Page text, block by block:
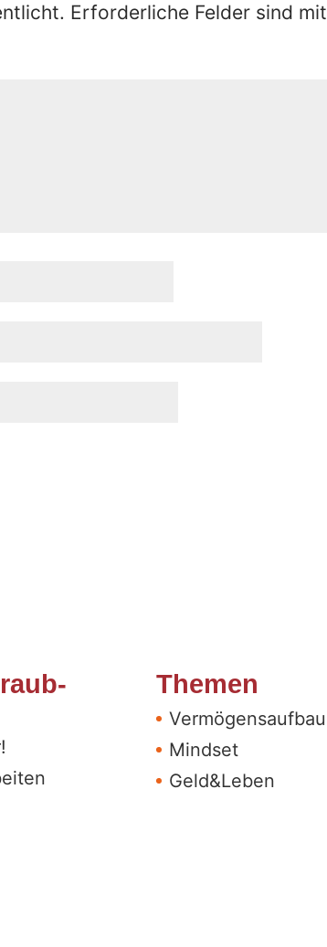
Erforderliche Felder sind mit
Themen
Vermögensaufbau
Mindset
Geld&Leben